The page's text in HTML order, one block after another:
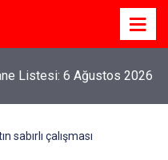
ne kadar? 6 Ağustos 2026
sabırlı çalışması